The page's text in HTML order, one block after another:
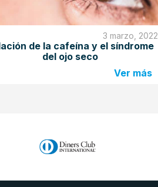
3 marzo, 2022
de la cafeína y el síndrome
del ojo seco
Ver más